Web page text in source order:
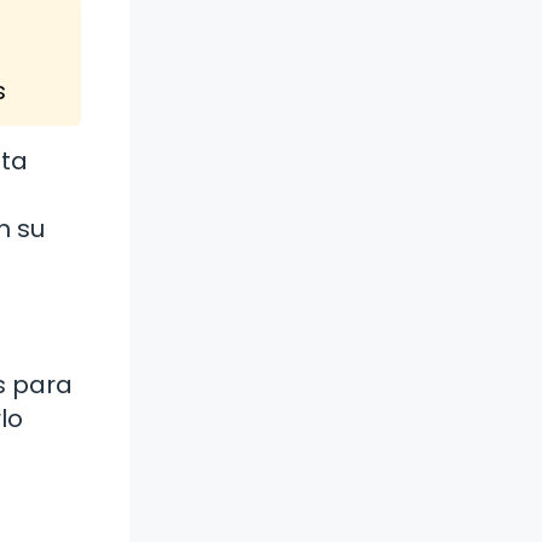
su
para